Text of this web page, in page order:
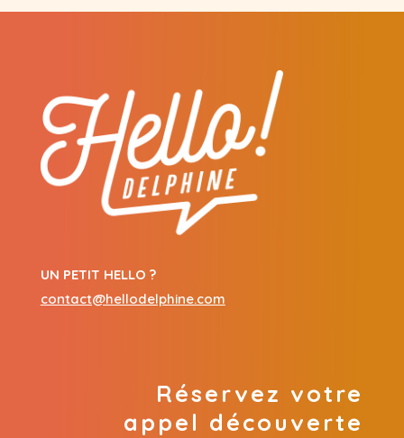
UN PETIT HELLO ?
contact@hellodelphine.com
Réservez votre
appel découverte